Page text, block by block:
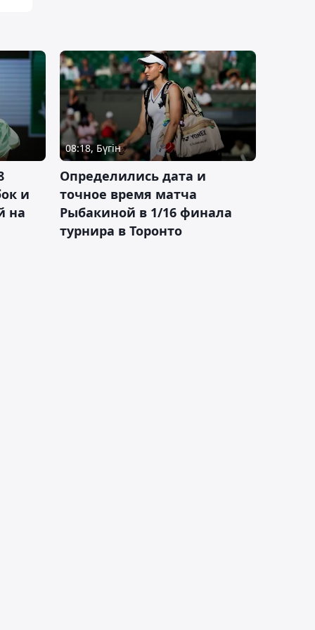
и
на
08:18, Бүгін
Определились дата и
точное время матча
Рыбакиной в 1/16 финала
турнира в Торонто